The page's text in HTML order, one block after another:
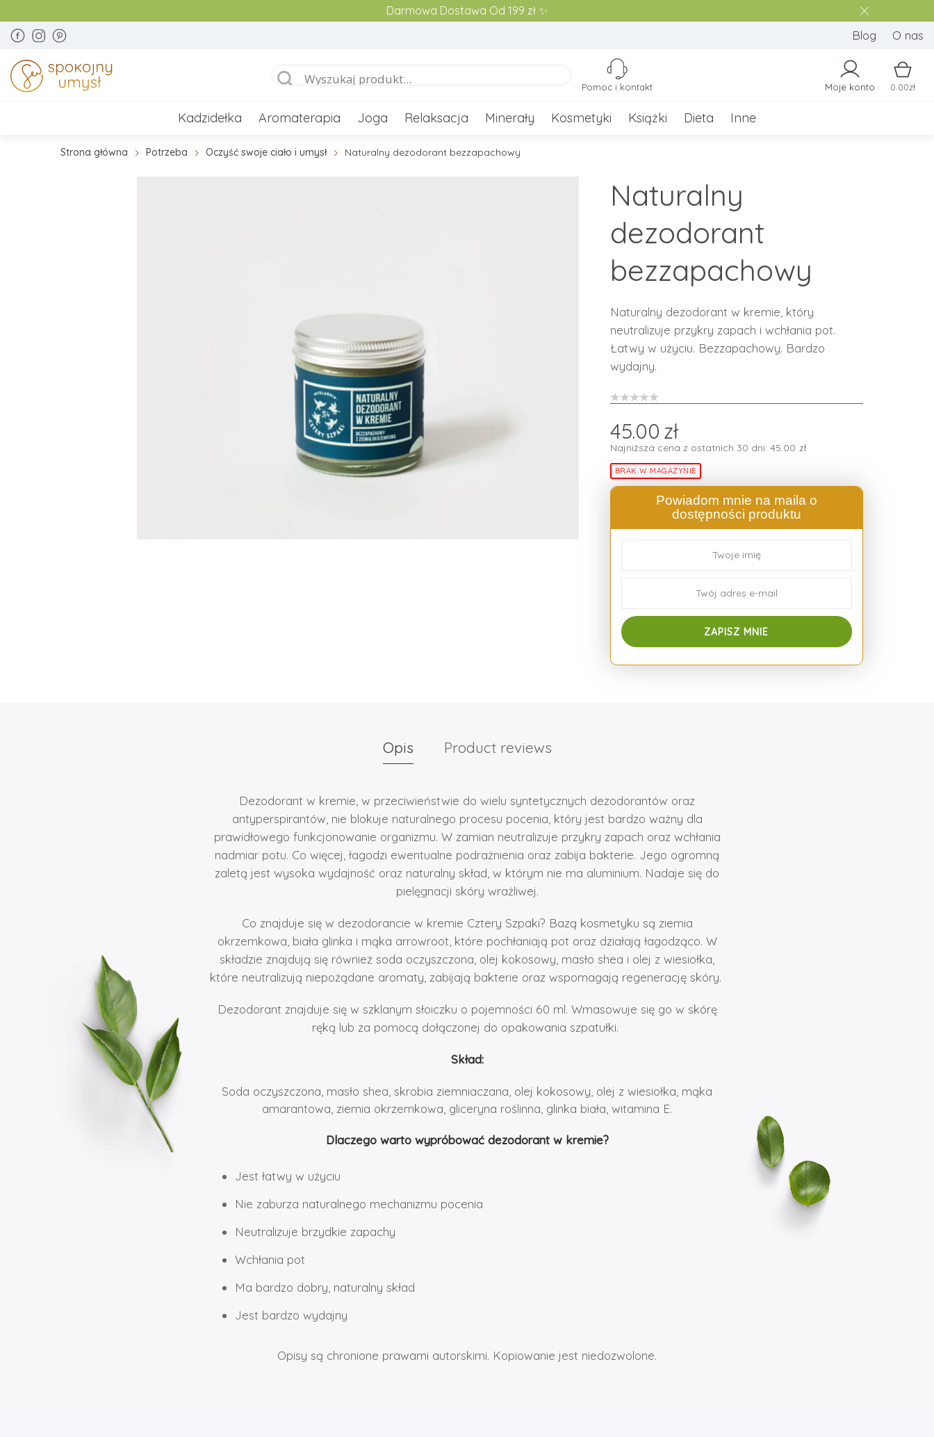
Darmowa Dostawa Od 199 zł ✨
Blog O nas
Moje konto 0.00zł
Pomoc i kontakt
Kadzidełka Aromaterapia Joga Relaksacja Minerały Kosmetyki Książki Dieta Inne
Strona główna Potrzeba Oczyść swoje ciało i umysł Naturalny dezodorant bezzapachowy
Naturalny
dezodorant
bezzapachowy
Naturalny dezodorant w kremie, który
neutralizuje przykry zapach i wchłania pot.
Łatwy w użyciu. Bezzapachowy. Bardzo
wydajny.
45.00 zł
Najniższa cena z ostatnich 30 dni: 45.00 zł
BRAK W MAGAZYNIE
Powiadom mnie na maila o
dostępności produktu
Opis Product reviews
Dezodorant w kremie, w przeciwieństwie do wielu syntetycznych dezodorantów oraz
antyperspirantów, nie blokuje naturalnego procesu pocenia, który jest bardzo ważny dla
prawidłowego funkcjonowanie organizmu. W zamian neutralizuje przykry zapach oraz wchłania
nadmiar potu. Co więcej, łagodzi ewentualne podrażnienia oraz zabija bakterie. Jego ogromną
zaletą jest wysoka wydajność oraz naturalny skład, w którym nie ma aluminium. Nadaje się do
pielęgnacji skóry wrażliwej.
Co znajduje się w dezodorancie w kremie Cztery Szpaki? Bazą kosmetyku są ziemia
okrzemkowa, biała glinka i mąka arrowroot, które pochłaniają pot oraz działają łagodząco. W
składzie znajdują się również soda oczyszczona, olej kokosowy, masło shea i olej z wiesiołka,
które neutralizują niepożądane aromaty, zabijają bakterie oraz wspomagają regenerację skóry.
Dezodorant znajduje się w szklanym słoiczku o pojemności 60 ml. Wmasowuje się go w skórę
ręką lub za pomocą dołączonej do opakowania szpatułki.
Skład:
Soda oczyszczona, masło shea, skrobia ziemniaczana, olej kokosowy, olej z wiesiołka, mąka
amarantowa, ziemia okrzemkowa, gliceryna roślinna, glinka biała, witamina E.
Dlaczego warto wypróbować dezodorant w kremie?
Jest łatwy w użyciu
Nie zaburza naturalnego mechanizmu pocenia
Neutralizuje brzydkie zapachy
Wchłania pot
Ma bardzo dobry, naturalny skład
Jest bardzo wydajny
Opisy są chronione prawami autorskimi. Kopiowanie jest niedozwolone.